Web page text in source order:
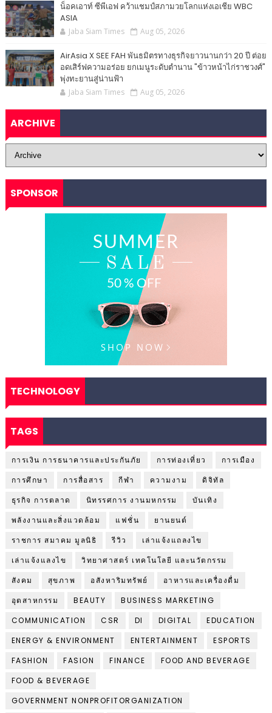
น็อคเอาท์ ซีพีเอฟ คว้าแชมป์สภามวยโลกแห่งเอเชีย WBC
ASIA
Jaba Siam Times Aug 05, 2026
AirAsia X SEE FAH พันธมิตรทางธุรกิจยาวนานกว่า 20 ปี ต่อย
อดเสิร์ฟความอร่อย ยกเมนูระดับตำนาน "ข้าวหน้าไก่ราชวงศ์"
พุ่งทะยานสู่น่านฟ้า
Jaba Siam Times Aug 05, 2026
ARCHIVE
SPONSOR
TECHNOLOGY
TAGS
การเงิน การธนาคารและประกันภัย การท่องเที่ยว
การเมือง
การศึกษา
การสื่อสาร กีฬา ความงาม
ดิจิทัล
ธุรกิจ การตลาด
นิทรรศการ งานมหกรรม
บันเทิง
พลังงานและสิ่งแวดล้อม
แฟชั่น
ยานยนต์
ราชการ สมาคม มูลนิธิ
รีวิว
เล่าแจ้งแถลงไข
เล่าแจ้งแลงไข
วิทยาศาสตร์ เทคโนโลยี และนวัตกรรม
สังคม
สุขภาพ อสังหาริมทรัพย์
อาหารและเครื่องดื่ม
อุตสาหกรรม
BEAUTY
BUSINESS MARKETING
COMMUNICATION
CSR DI DIGITAL
EDUCATION
ENERGY & ENVIRONMENT
ENTERTAINMENT
ESPORTS
FASHION
FASION FINANCE
FOOD AND BEVERAGE
FOOD & BEVERAGE
GOVERNMENT NONPROFITORGANIZATION